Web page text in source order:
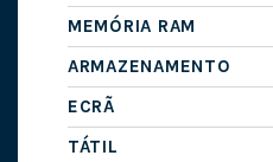
MEMÓRIA RAM
ARMAZENAMENTO
ECRÃ
TÁTIL